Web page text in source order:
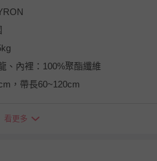
、內裡：100%聚酯纖維
，帶長60~120cm
看更多